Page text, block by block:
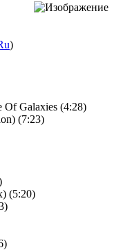
)
Galaxies (4:28)
(7:23)
(5:20)